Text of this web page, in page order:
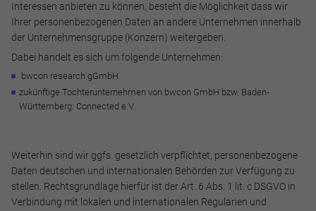
Interessen anbieten zu können, besteht die Möglichkeit dass wir
Ihrer personenbezogenen Daten an andere Unternehmen innerhalb
der Unternehmensgruppe (Konzern) weitergeben.
Dabei handelt es sich um folgende Unternehmen:
bwcon research gGmbH
zukünftige Tochterunternehmen von bwcon GmbH bzw. Baden-
Württemberg: Connected e.V.
Weiterhin sind wir ggfs. gesetzlich verpflichtet, personenbezogene
Daten deutschen und internationalen Behörden zur Verfügung zu
stellen. Rechtsgrundlage hierfür ist der Art. 6 Abs. 1 lit. c DSGVO in
Verbindung mit lokalen und internationalen Regularien und